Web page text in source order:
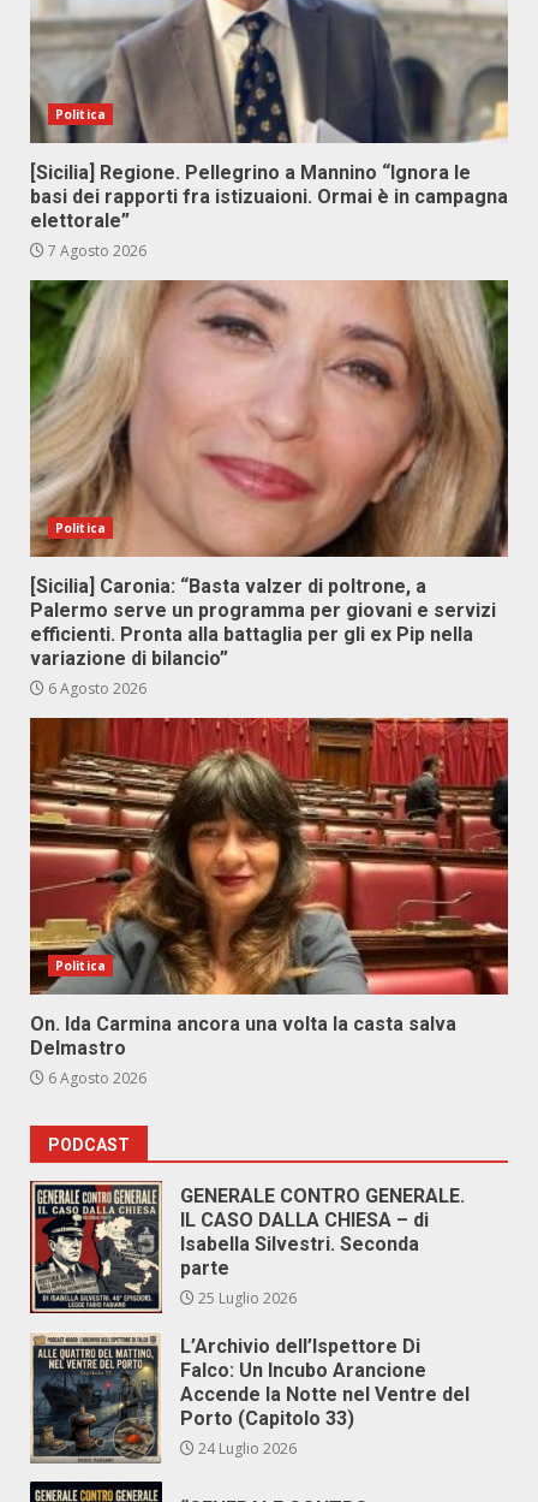
Politica
[Sicilia] Regione. Pellegrino a Mannino “Ignora le
basi dei rapporti fra istizuaioni. Ormai è in campagna
elettorale”
7 Agosto 2026
Politica
[Sicilia] Caronia: “Basta valzer di poltrone, a
Palermo serve un programma per giovani e servizi
efficienti. Pronta alla battaglia per gli ex Pip nella
variazione di bilancio”
6 Agosto 2026
Politica
On. Ida Carmina ancora una volta la casta salva
Delmastro
6 Agosto 2026
PODCAST
GENERALE CONTRO GENERALE.
IL CASO DALLA CHIESA – di
Isabella Silvestri. Seconda
parte
25 Luglio 2026
L’Archivio dell’Ispettore Di
Falco: Un Incubo Arancione
Accende la Notte nel Ventre del
Porto (Capitolo 33)
24 Luglio 2026